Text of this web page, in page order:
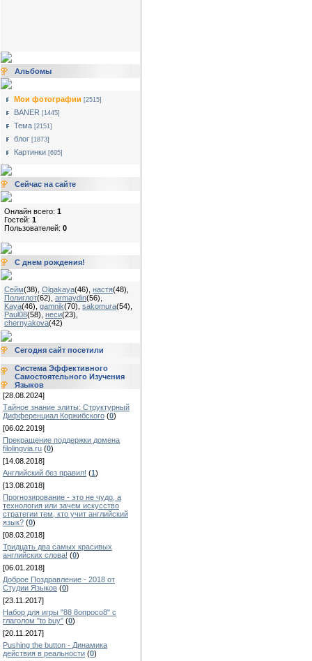
Альбомы
Мои фотографии [2515]
BANER [1445]
Тема [2151]
блог [1873]
Картинки [695]
Сейчас на сайте
Онлайн всего: 1
Гостей: 1
Пользователей: 0
С днем рождения!
Сейм(38) Olgakaya(46) настя(48)
Полиглот(62) armaydin(56)
Kaya(46) gamnik(70) sakomura(54)
Paul08(58) неси(23)
chernyakova(42)
Сегодня сайт посетили
Система Эффективного
Самостоятельного Изучения
Языков
[28.08.2024]
Тайное знание элиты: Структурный
Дифференциал Коржибского (0)
[06.02.2019]
Прекращение поддержки домена
filolingvia.ru (0)
[14.08.2018]
Английский без правил! (1)
[13.08.2018]
Прогнозирование - это не чудо, а
технология или зачем искусство
стратегии тем, кто учит английский
язык? (0)
[08.03.2018]
Тридцать два самых красивых
английских слова! (0)
[06.01.2018]
Доброе Поздравление - 2018 от
Студии Языков (0)
[23.11.2017]
Набор для игры "88 8опросо8" с
глаголом "to buy" (0)
[20.11.2017]
Pushing the button - Динамика
действия в реальности (0)